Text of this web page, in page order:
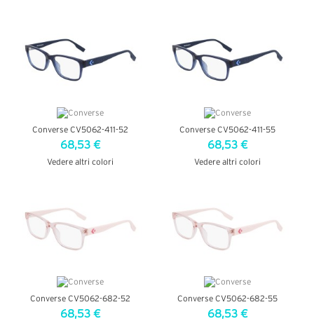
Converse CV5062-411-52
68,53 €
Vedere altri colori
Converse CV5062-411-55
68,53 €
Vedere altri colori
Converse CV5062-682-52
68,53 €
Converse CV5062-682-55
68,53 €